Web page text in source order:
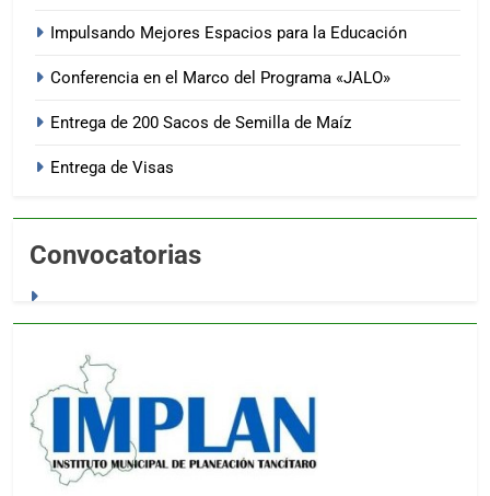
Impulsando Mejores Espacios para la Educación
Conferencia en el Marco del Programa «JALO»
Entrega de 200 Sacos de Semilla de Maíz
Entrega de Visas
Convocatorias